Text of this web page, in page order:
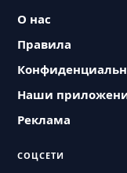
О нас
Правила
Наши
Реклама
СОЦСЕТИ